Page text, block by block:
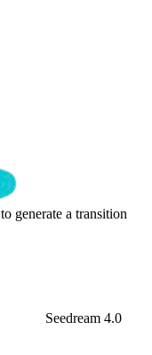
Seedream 4.0
generate a transition